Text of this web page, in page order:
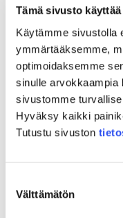
Tämä sivusto
Käytämme sivustolla
ymmärtääksemme,
optimoidaksemme
sinulle
sivustomme
Hyväksy kaikki
Tutustu sivuston
valinta
Välttämätön